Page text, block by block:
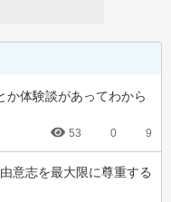
か体験談があってわから
53 0 9
意志を最大限に尊重する